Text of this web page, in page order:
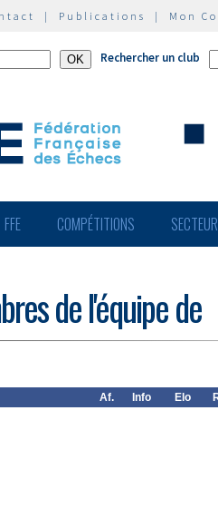
| Publications | Mon
Rechercher un club
FFE COMPÉTITIONS
de l'équipe de
Af. Info Elo